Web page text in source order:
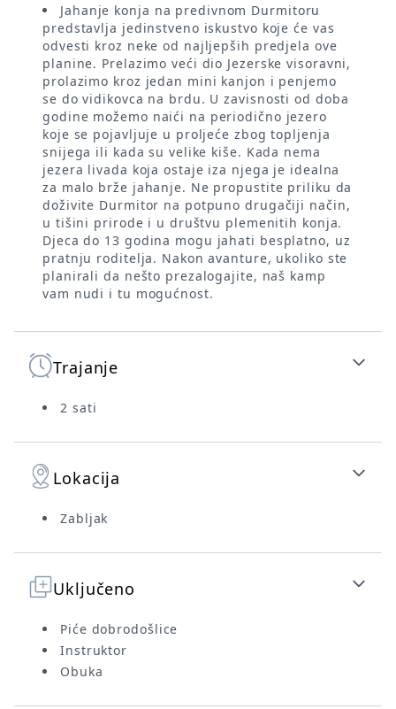
Jahanje konja na predivnom Durmitoru
predstavlja jedinstveno iskustvo koje će vas
odvesti kroz neke od najljepših predjela ove
planine. Prelazimo veći dio Jezerske visoravni,
prolazimo kroz jedan mini kanjon i penjemo
se do vidikovca na brdu. U zavisnosti od doba
godine možemo naići na periodično jezero
koje se pojavljuje u proljeće zbog topljenja
snijega ili kada su velike kiše. Kada nema
jezera livada koja ostaje iza njega je idealna
za malo brže jahanje. Ne propustite priliku da
doživite Durmitor na potpuno drugačiji način,
u tišini prirode i u društvu plemenitih konja.
Djeca do 13 godina mogu jahati besplatno, uz
pratnju roditelja. Nakon avanture, ukoliko ste
planirali da nešto prezalogajite, naš kamp
vam nudi i tu mogućnost.
Trajanje
2 sati
Lokacija
Zabljak
Uključeno
Piće dobrodošlice
Instruktor
Obuka